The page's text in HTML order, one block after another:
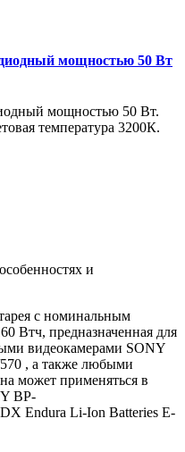
мощностью 50 Вт
мощностью 50 Вт.
температура 3200К.
и
с номинальным
Втч, предназначенная для
видеокамерами SONY
, а также любыми
может применяться в
BP-
Endura Li-Ion Batteries E-